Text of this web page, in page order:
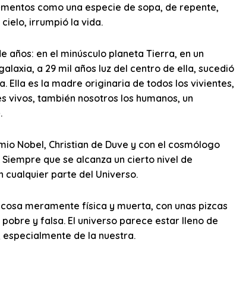
como una especie de sopa, de repente,
irrumpió la vida.
años: en el minúsculo planeta Tierra, en un
a 29 mil años luz del centro de ella, sucedió
Ella es la madre originaria de todos los vivientes,
vivos, también nosotros los humanos, un
Nobel, Christian de Duve y con el cosmólogo
que se alcanza un cierto nivel de
cualquier parte del Universo.
meramente física y muerta, con unas pizcas
y falsa. El universo parece estar lleno de
de la nuestra.